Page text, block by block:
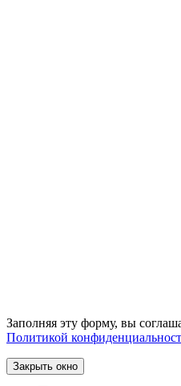
Заполняя эту форму, вы
Политикой
Закрыть окно